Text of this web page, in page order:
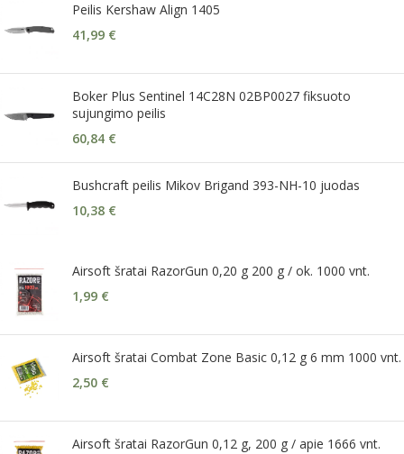
Peilis Kershaw Align 1405
41,99 €
Boker Plus Sentinel 14C28N 02BP0027 fiksuoto
sujungimo peilis
60,84 €
Bushcraft peilis Mikov Brigand 393-NH-10 juodas
10,38 €
Airsoft šratai RazorGun 0,20 g 200 g / ok. 1000 vnt.
1,99 €
Airsoft šratai Combat Zone Basic 0,12 g 6 mm 1000 vnt.
2,50 €
Airsoft šratai RazorGun 0,12 g, 200 g / apie 1666 vnt.